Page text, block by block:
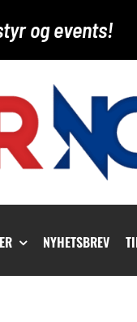
og events!
NYHETSBREV